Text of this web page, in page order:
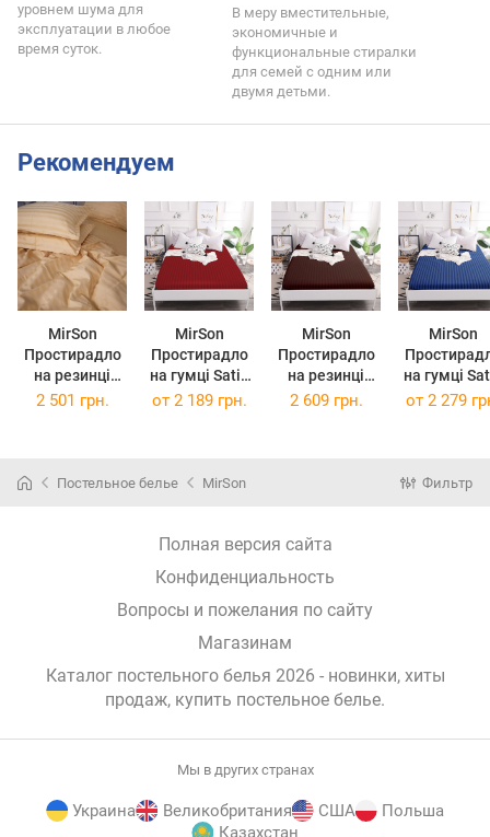
уровнем шума для
эксплуатации в любое
время суток.
В меру вместительные,
экономичные и
функциональные стиралки
для семей с одним или
двумя детьми.
Рекомендуем
MirSon
Простирадло
на резинці
Carmela
MirSon
Простирадло
на гумці Satin
ELIT Aldo 140 х
MirSon
Простирадло
на резинці
Lorenzo
MirSon
на гумці Satin
ELIT Blue
2 501 грн. от 2 189 грн. 2 609 грн. от 2 279
Постельное белье MirSon Фильтр
Полная версия сайта
Конфиденциальность
Вопросы и пожелания по сайту
Магазинам
Каталог постельного белья 2026 - новинки, хиты
продаж, купить постельное белье.
Мы в других странах
Украина Великобритания США
Польша
Казахстан